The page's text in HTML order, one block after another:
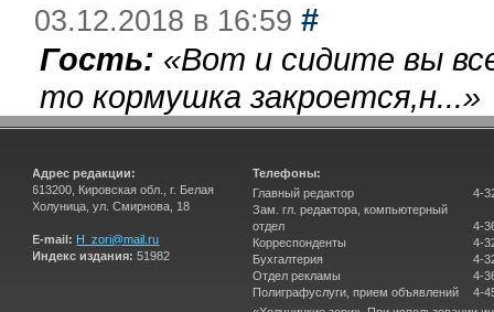
03.12.2018 в 16:59 #
Гость: «Вот и сидите вы
то кормушка закроется,н...»
Адрес редакции:
613200, Кировская обл., г. Белая
Холуница, ул. Смирнова, 18
E-mail: H_zori@mail.ru
Индекс издания: 51982
Телефоны:
Главный редактор
Зам. гл. редактора, компьютерный
отдел
Корреспонденты
Бухгалтерия
Отдел рекламы
Полиграфуслуги, прием объявлений
4-
4-
4-
4-
4-
4-